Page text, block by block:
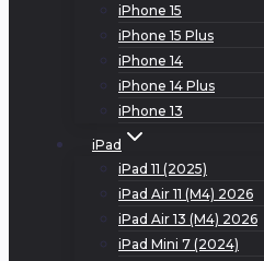
iPhone 15
iPhone 15 Plus
iPhone 14
iPhone 14 Plus
iPhone 13
iPad
iPad 11 (2025)
iPad Air 11 (M4) 2026
iPad Air 13 (M4) 2026
iPad Mini 7 (2024)